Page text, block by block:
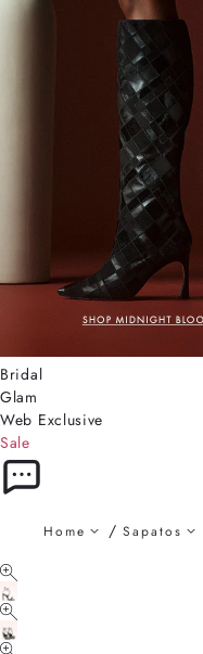
Bridal
Glam
Web Exclusive
Sale
Home Sapatos